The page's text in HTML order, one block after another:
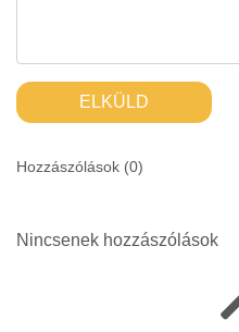
ELKÜLD
Hozzászólások (0)
Nincsenek hozzászólások